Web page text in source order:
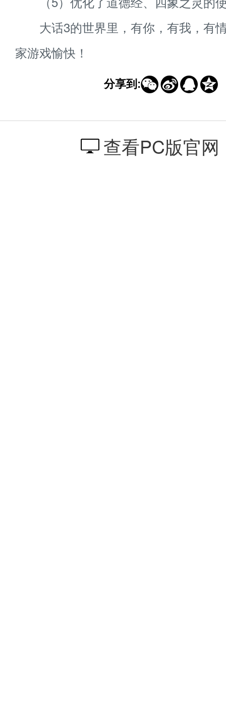
大话3的世界里，有你，有我，有
家游戏愉快！
分享到:
查看PC版官网